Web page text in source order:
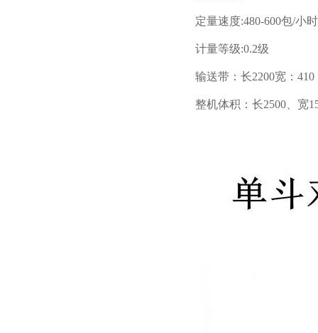
定量速度:480-600包/小时
计量等级:0.2级
输送带：长2200宽：410
整机体积：长2500、宽